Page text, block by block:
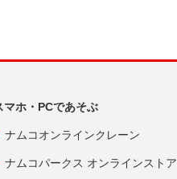
マホ・PCであそぶ
ナムコオンラインクレーン
ナムコパークス オンラインストア